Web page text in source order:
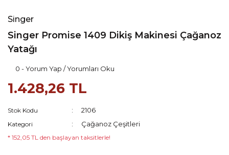
Singer
Singer Promise 1409 Dikiş Makinesi Çağanoz
Yatağı
0 - Yorum Yap / Yorumları Oku
1.428,26 TL
Stok Kodu 2106
Kategori Çağanoz Çeşitleri
* 152,05 TL den başlayan taksitlerle!